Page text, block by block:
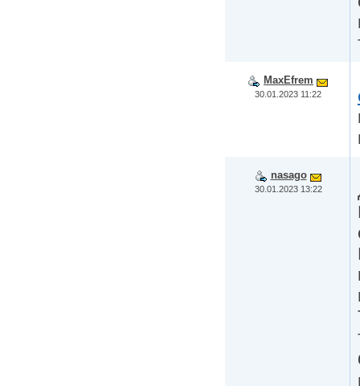
MaxEfrem
30.01.2023 11:22
nasago
30.01.2023 13:22